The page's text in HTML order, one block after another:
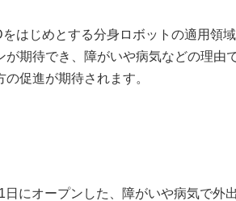
はじめとする分身ロボットの適用領
期待でき、障がいや病気などの理由
促進が期待されます。
にオープンした、障がいや病気で外